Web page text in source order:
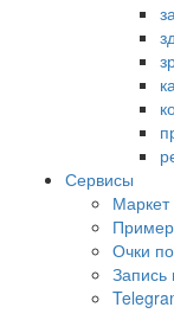
Сервисы
Маркет
Очки
Запись